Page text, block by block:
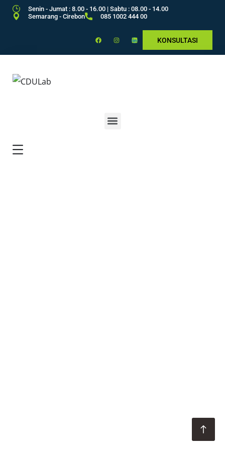
Senin - Jumat : 8.00 - 16.00 | Sabtu : 08.00 - 14.00
Semarang - Cirebon
085 1002 444 00
KONSULTASI